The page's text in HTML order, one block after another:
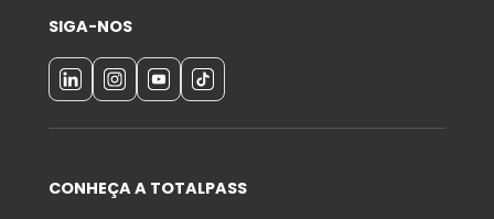
SIGA-NOS
CONHEÇA A TOTALPASS